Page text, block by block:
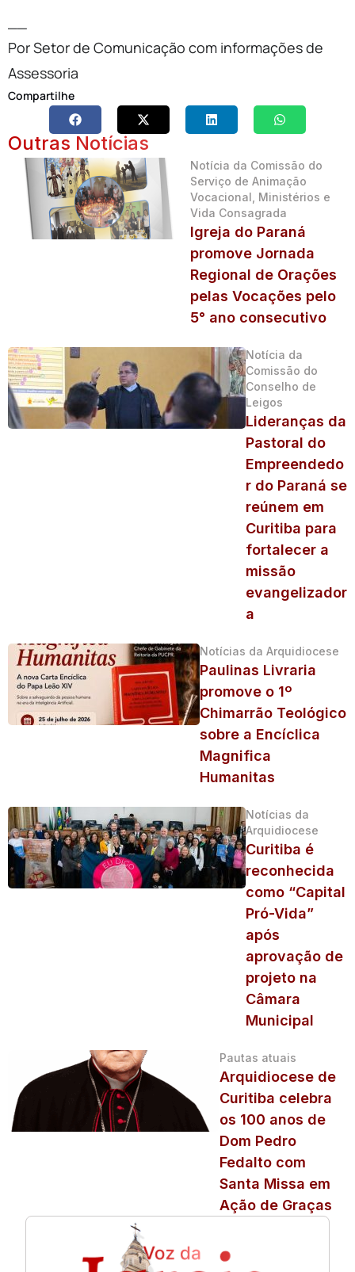
Por Setor de Comunicação com informações de
Assessoria
Compartilhe
Outras Notícias
Notícia da Comissão do
Serviço de Animação
Vocacional, Ministérios e
Vida Consagrada
Igreja do Paraná
promove Jornada
Regional de Orações
pelas Vocações pelo
5° ano consecutivo
Notícia da
Comissão do
Conselho de
Leigos
Lideranças da
Pastoral do
Empreendedo
r do Paraná se
reúnem em
Curitiba para
fortalecer a
missão
evangelizador
a
Notícias da Arquidiocese
Paulinas Livraria
promove o 1º
Chimarrão Teológico
sobre a Encíclica
Magnifica
Humanitas
Notícias da
Arquidiocese
Curitiba é
reconhecida
como “Capital
Pró-Vida”
após
aprovação de
projeto na
Câmara
Municipal
Pautas atuais
Arquidiocese de
Curitiba celebra
os 100 anos de
Dom Pedro
Fedalto com
Santa Missa em
Ação de Graças